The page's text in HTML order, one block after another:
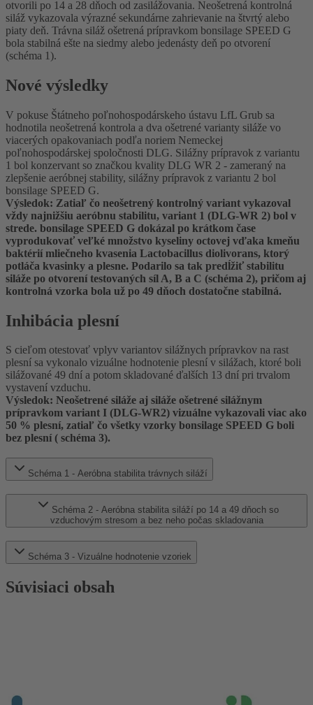
otvorili po 14 a 28 dňoch od zasilážovania. Neošetrená kontrolná
siláž vykazovala výrazné sekundárne zahrievanie na štvrtý alebo
piaty deň. Trávna siláž ošetrená prípravkom bonsilage SPEED G
bola stabilná ešte na siedmy alebo jedenásty deň po otvorení
(schéma 1).
Nové výsledky
V pokuse Štátneho poľnohospodárskeho ústavu LfL Grub sa
hodnotila neošetrená kontrola a dva ošetrené varianty siláže vo
viacerých opakovaniach podľa noriem Nemeckej
poľnohospodárskej spoločnosti DLG. Silážny prípravok z variantu
1 bol konzervant so značkou kvality DLG WR 2 - zameraný na
zlepšenie aeróbnej stability, silážny prípravok z variantu 2 bol
bonsilage SPEED G.
Výsledok: Zatiaľ čo neošetrený kontrolný variant vykazoval
vždy najnižšiu aeróbnu stabilitu, variant 1 (DLG-WR 2) bol v
strede. bonsilage SPEED G dokázal po krátkom čase
vyprodukovať veľké množstvo kyseliny octovej vďaka kmeňu
baktérií mliečneho kvasenia Lactobacillus diolivorans, ktorý
potláča kvasinky a plesne. Podarilo sa tak predĺžiť stabilitu
siláže po otvorení testovaných síl A, B a C (schéma 2), pričom aj
kontrolná vzorka bola už po 49 dňoch dostatočne stabilná.
Inhibácia plesní
S cieľom otestovať vplyv variantov silážnych prípravkov na rast
plesní sa vykonalo vizuálne hodnotenie plesní v silážach, ktoré boli
silážované 49 dní a potom skladované ďalších 13 dní pri trvalom
vystavení vzduchu.
Výsledok: Neošetrené siláže aj siláže ošetrené silážnym
prípravkom variant I (DLG-WR2) vizuálne vykazovali viac ako
50 % plesní, zatiaľ čo všetky vzorky bonsilage SPEED G boli
bez plesní ( schéma 3).
Schéma 1 - Aeróbna stabilita trávnych siláží
Schéma 2 - Aeróbna stabilita siláží po 14 a 49 dňoch so
vzduchovým stresom a bez neho počas skladovania
Schéma 3 - Vizuálne hodnotenie vzoriek
Súvisiaci obsah